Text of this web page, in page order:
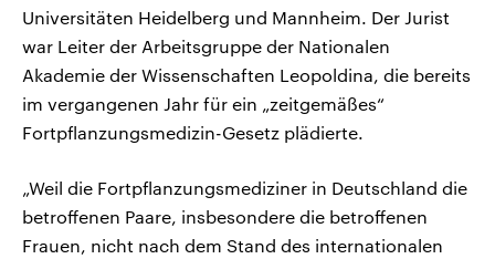
Universitäten Heidelberg und Mannheim. Der Jurist
war Leiter der Arbeitsgruppe der Nationalen
Akademie der Wissenschaften Leopoldina, die bereits
im vergangenen Jahr für ein „zeitgemäßes“
Fortpflanzungsmedizin-Gesetz plädierte.
„Weil die Fortpflanzungsmediziner in Deutschland die
betroffenen Paare, insbesondere die betroffenen
Frauen, nicht nach dem Stand des internationalen